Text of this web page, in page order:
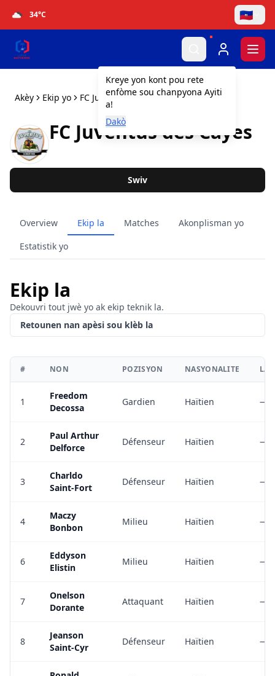
34°C 🇭🇹
Kreye yon kont pou rete
enfòme sou chanpyona Ayiti
a!
Dakò
Akèy Ekip yo FC Juventus des Cayes
FC Juventus des Cayes
Swiv
Overview Ekip la Matches
Akonplisman yo
Estatistik yo
Ekip la
Dekouvri tout jwè yo ak ekip teknik la.
Retounen nan apèsi sou klèb la
# NON POZISYON NASYONALITE LAJ
1
Freedom
Decossa
Gardien Haïtien —
2
Paul Arthur
Delforce
Défenseur Haïtien —
3
Charldo
Saint-Fort
Défenseur Haïtien —
4
Maczy
Bonbon
Milieu Haïtien —
6
Eddyson
Elistin
Milieu Haïtien —
7
Onelson
Dorante
Attaquant Haïtien —
8
Jeanson
Saint-Cyr
Défenseur Haïtien —